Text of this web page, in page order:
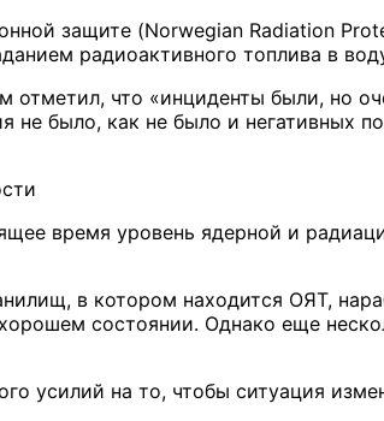
защите (Norwegian Radiation
радиоактивного топлива в
отметил, что «инциденты были, но
не было, как не было и негативных
время уровень ядерной и
в котором находится ОЯТ,
состоянии. Однако еще
усилий на то, чтобы ситуация